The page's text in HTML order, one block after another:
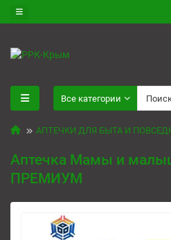
Все категории
АПТЕЧКИ ДЛЯ БЫТА И
Аптечка Мамы и
ПРЕМИУМ